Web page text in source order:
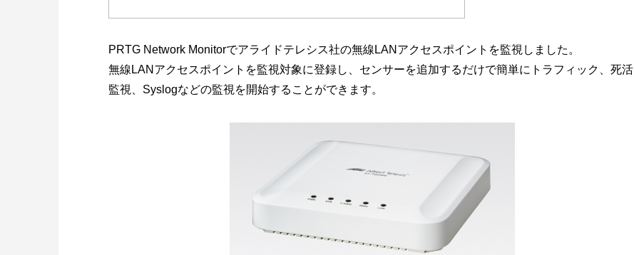
PRTG Network Monitorでアライドテレシス社の無線LANアクセスポイントを監視しました。
無線LANアクセスポイントを監視対象に登録し、センサーを追加するだけで簡単にトラフィック、死活
監視、Syslogなどの監視を開始することができます。